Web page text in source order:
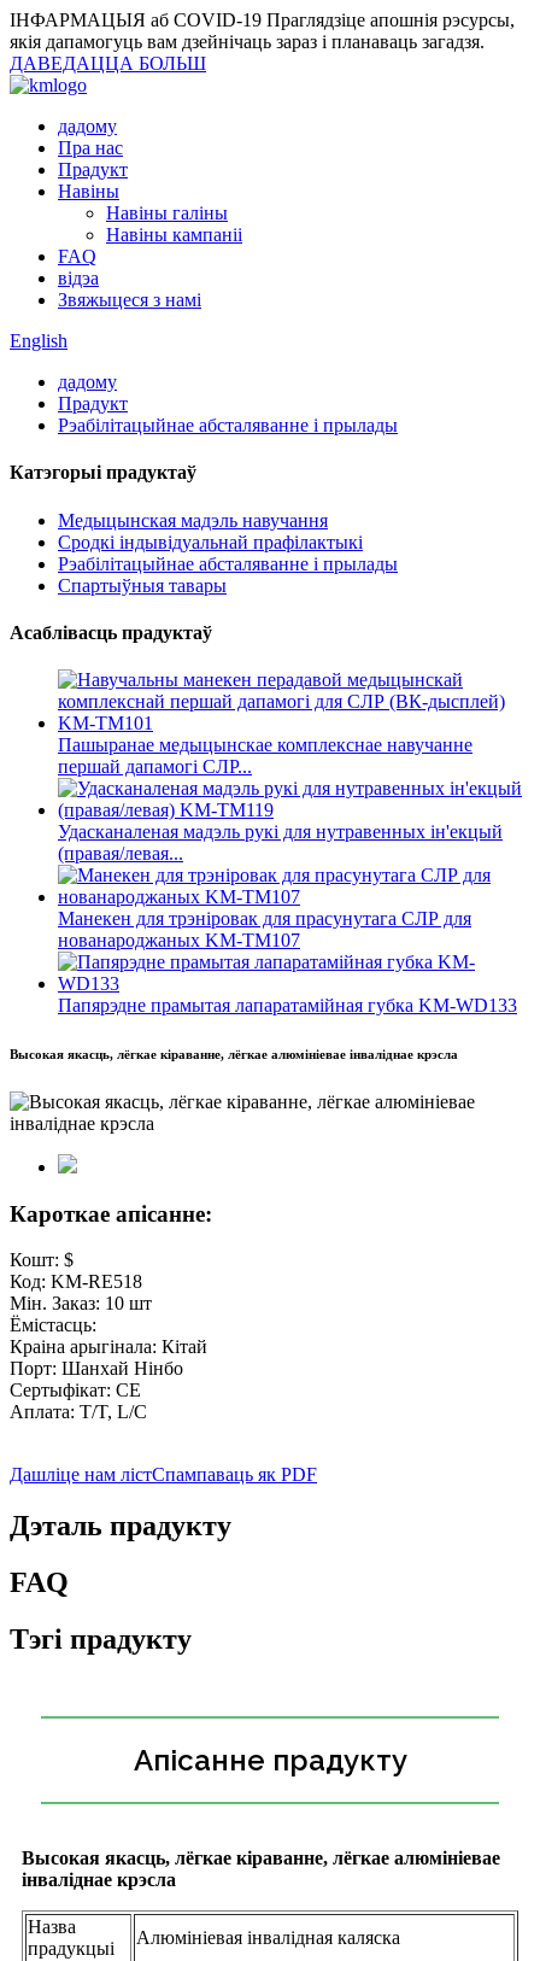
ІНФАРМАЦЫЯ аб COVID-19 Праглядзіце апошнія рэсурсы,
якія дапамогуць вам дзейнічаць зараз і планаваць загадзя.
ДАВЕДАЦЦА БОЛЬШ
дадому
Пра нас
Прадукт
Навіны
Навіны галіны
Навіны кампаніі
FAQ
відэа
Звяжыцеся з намі
English
дадому
Прадукт
Рэабілітацыйнае абсталяванне і прылады
Катэгорыі прадуктаў
Медыцынская мадэль навучання
Сродкі індывідуальнай прафілактыкі
Рэабілітацыйнае абсталяванне і прылады
Спартыўныя тавары
Асаблівасць прадуктаў
Пашыранае медыцынскае комплекснае навучанне
першай дапамогі СЛР...
Удасканаленая мадэль рукі для нутравенных ін'екцый
(правая/левая...
Манекен для трэніровак для прасунутага СЛР для
нованароджаных KM-TM107
Папярэдне прамытая лапаратамійная губка KM-WD133
Высокая якасць, лёгкае кіраванне, лёгкае алюмініевае інваліднае крэсла
Кароткае апісанне:
Кошт: $
Код: KM-RE518
Мін. Заказ: 10 шт
Ёмістасць:
Краіна арыгінала: Кітай
Порт: Шанхай Нінбо
Сертыфікат: CE
Аплата: T/T, L/C
Дашліце нам лістСпампаваць як PDF
Дэталь прадукту
FAQ
Тэгі прадукту
Апісанне прадукту
Высокая якасць, лёгкае кіраванне, лёгкае алюмініевае
інваліднае крэсла
Назва
прадукцыі
Алюмініевая інвалідная каляска